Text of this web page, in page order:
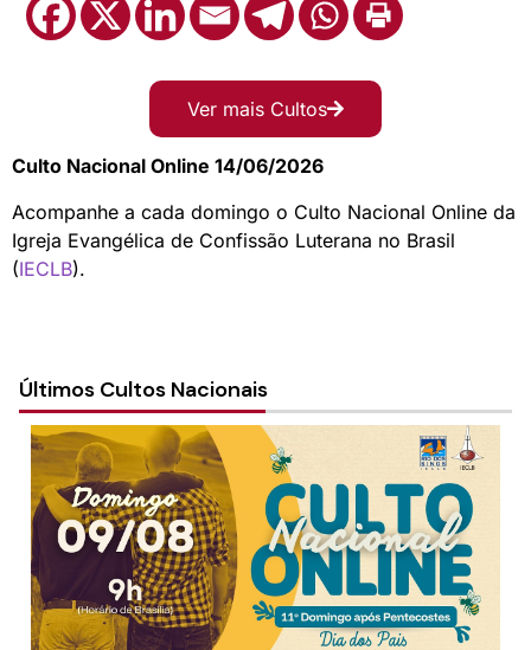
Ver mais Cultos
Culto Nacional Online 14/06/2026
Acompanhe a cada domingo o Culto Nacional Online da
Igreja Evangélica de Confissão Luterana no Brasil
(IECLB).
Últimos Cultos Nacionais